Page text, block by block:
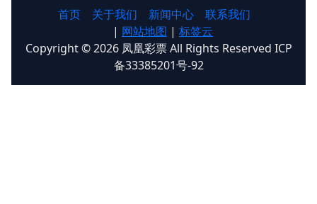
首页 关于我们 新闻中心
联系我们
| 网站地图 | 标签云
Copyright © 2026 凤凰彩票 All Rights Reserved ICP
备33385201号-92